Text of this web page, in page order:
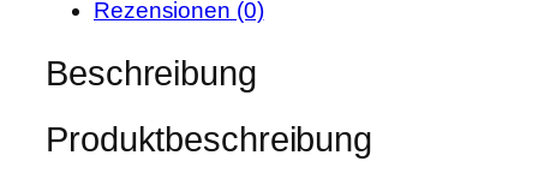
i
w
r
:
:
1
9
9
d
n
Rezensionen (0)
Beschreibung
Produktbeschreibung